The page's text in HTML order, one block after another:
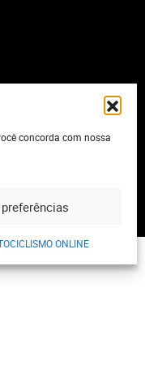
concorda com nossa
ONLINE